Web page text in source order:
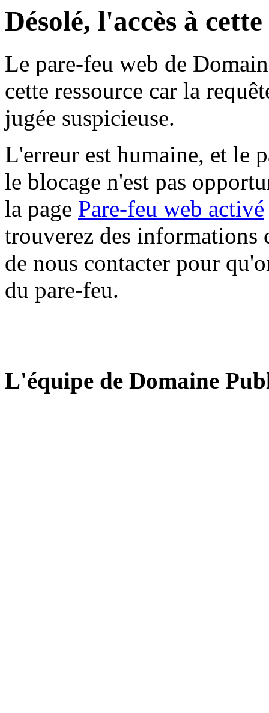
Désolé, l'accès à
Le pare-feu web de
cette ressource car la
jugée suspicieuse.
L'erreur est humaine, et le
le blocage n'est pas
la page Pare-feu web activé
trouverez des informations
de nous contacter pour
du pare-feu.
L'équipe de Domaine